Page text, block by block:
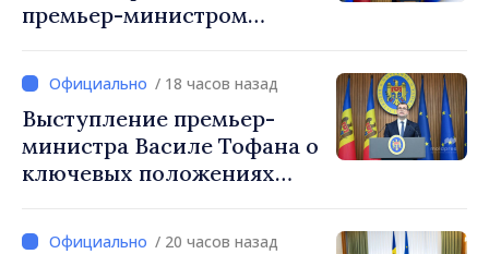
премьер-министром
снижение налоговой
нагрузки на труд,
стимулирование
инвестиций и более
справедливое
/ 18 часов назад
Выступление премьер-
министра Василе Тофана о
ключевых положениях
2027 год
/ 20 часов назад